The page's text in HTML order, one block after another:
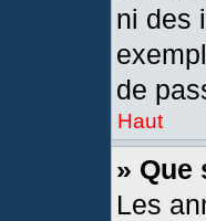
ni des
de
Haut
» Que
Les